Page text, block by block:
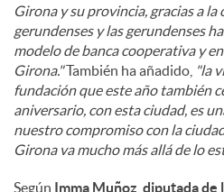
Girona y su provincia, gracias a
gerundenses y las gerundenses
modelo de banca cooperativa y
Girona."También ha añadido, "la
fundación que este año también
aniversario, con esta ciudad, es
nuestro compromiso con la
Girona va mucho más allá de lo
Según Imma Muñoz diputada de